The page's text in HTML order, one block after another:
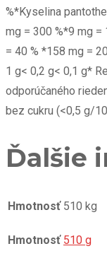
%*Kyselina
mg = 300 %*9 mg =
= 40 % *158 mg =
1 g< 0,2 g< 0,1 g*
odporúčaného
bez cukru (<0,5 g/
Ďalšie
Hmotnosť 510 kg
Hmotnosť 510 g